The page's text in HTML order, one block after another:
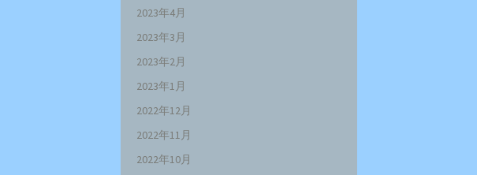
2023年4月
2023年3月
2023年2月
2023年1月
2022年12月
2022年11月
2022年10月